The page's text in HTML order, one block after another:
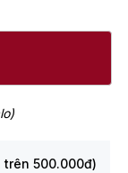
trên 500.000đ)